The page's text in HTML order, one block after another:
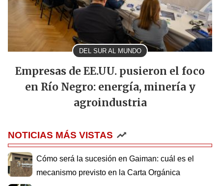
DEL SUR AL MUNDO
Empresas de EE.UU. pusieron el foco
en Río Negro: energía, minería y
agroindustria
NOTICIAS MÁS VISTAS
Cómo será la sucesión en Gaiman: cuál es el
mecanismo previsto en la Carta Orgánica